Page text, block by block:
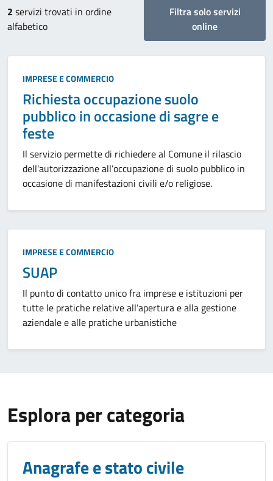
2 servizi trovati in ordine
alfabetico
Filtra solo servizi
online
Categoria:
IMPRESE E COMMERCIO
Richiesta occupazione suolo
pubblico in occasione di sagre e
feste
Il servizio permette di richiedere al Comune il rilascio
dell'autorizzazione all’occupazione di suolo pubblico in
occasione di manifestazioni civili e/o religiose.
Categoria:
IMPRESE E COMMERCIO
SUAP
Il punto di contatto unico fra imprese e istituzioni per
tutte le pratiche relative all’apertura e alla gestione
aziendale e alle pratiche urbanistiche
Esplora per categoria
Anagrafe e stato civile